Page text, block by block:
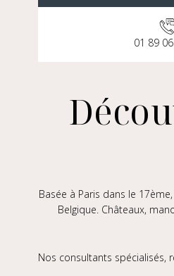
01 89
Basée à Paris dans le
Belgique. Châteaux,
Nos consultants spécialisés,